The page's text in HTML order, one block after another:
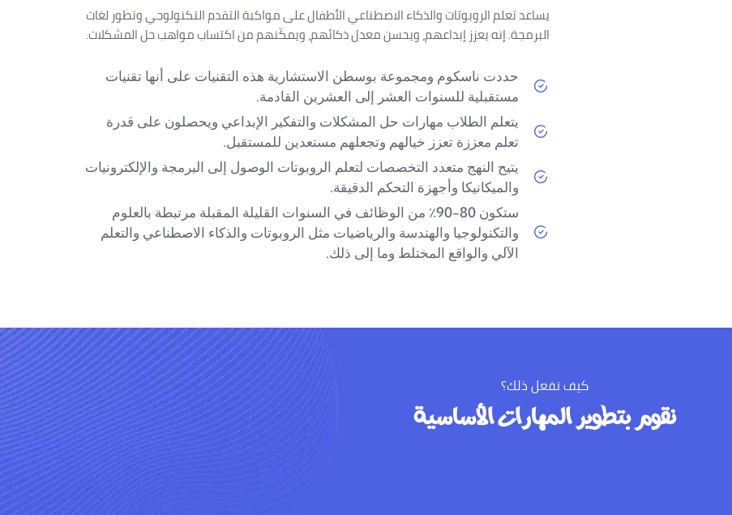
يساعد تعلم الروبوتات والذكاء الاصطناعي الأطفال على مواكبة التقدم التكنولوجي وتطور لغات
البرمجة. إنه يعزز إبداعهم، ويحسن معدل ذكائهم، ويمكّنهم من اكتساب مواهب حل المشكلات.
حددت ناسكوم ومجموعة بوسطن الاستشارية هذه التقنيات على أنها تقنيات
مستقبلية للسنوات العشر إلى العشرين القادمة.
يتعلم الطلاب مهارات حل المشكلات والتفكير الإبداعي ويحصلون على قدرة
تعلم معززة تعزز خيالهم وتجعلهم مستعدين للمستقبل.
يتيح النهج متعدد التخصصات لتعلم الروبوتات الوصول إلى البرمجة والإلكترونيات
والميكانيكا وأجهزة التحكم الدقيقة.
ستكون 80-90٪ من الوظائف في السنوات القليلة المقبلة مرتبطة بالعلوم
والتكنولوجيا والهندسة والرياضيات مثل الروبوتات والذكاء الاصطناعي والتعلم
الآلي والواقع المختلط وما إلى ذلك.
كيف نفعل ذلك؟
نقوم بتطوير المهارات الأساسية